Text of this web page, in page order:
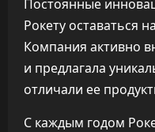
Постоянные
Рокету оставаться
Компания активно
и предлагала
отличали ее
С каждым годом